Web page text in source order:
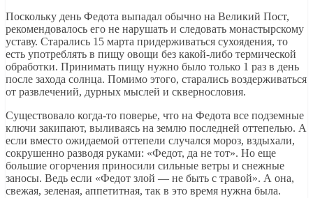
Поскольку день Федота выпадал обычно на Великий Пост,
рекомендовалось его не нарушать и следовать монастырскому
уставу. Старались 15 марта придерживаться сухоядения, то
есть употреблять в пищу овощи без какой-либо термической
обработки. Принимать пищу нужно было только 1 раз в день
после захода солнца. Помимо этого, старались воздерживаться
от развлечений, дурных мыслей и сквернословия.
Существовало когда-то поверье, что на Федота все подземные
ключи закипают, выливаясь на землю последней оттепелью. А
если вместо ожидаемой оттепели случался мороз, вздыхали,
сокрушенно разводя руками: «Федот, да не тот». Но еще
большие огорчения приносили сильные ветры и снежные
заносы. Ведь если «Федот злой — не быть с травой». А она,
свежая, зеленая, аппетитная, так в это время нужна была.